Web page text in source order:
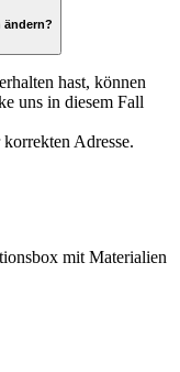
ändern?
hast, können
uns in diesem Fall
Adresse.
mit Materialien